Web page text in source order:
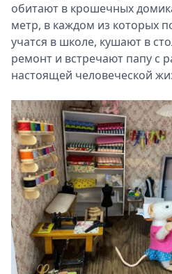
обитают в крошечных
метр, в каждом из которых
учатся в школе, кушают в
ремонт и встречают папу с
настоящей человеческой